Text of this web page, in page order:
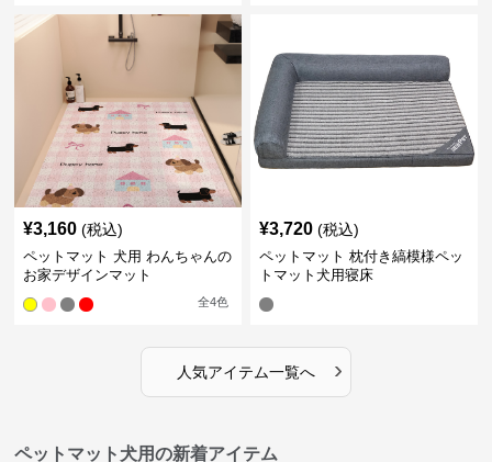
¥3,160 (税込)
ペットマット 犬用 わんちゃんの
お家デザインマット
全4色
¥3,720 (税込)
ペットマット 枕付き縞模様ペッ
トマット犬用寝床
人気アイテム一覧へ ›
ペットマット犬用の新着アイテム